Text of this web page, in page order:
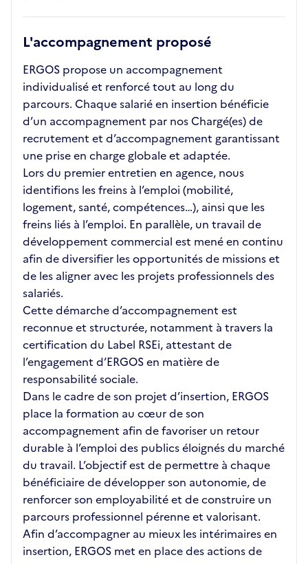
L'accompagnement proposé
ERGOS propose un accompagnement
individualisé et renforcé tout au long du
parcours. Chaque salarié en insertion bénéficie
d’un accompagnement par nos Chargé(es) de
recrutement et d’accompagnement garantissant
une prise en charge globale et adaptée.
Lors du premier entretien en agence, nous
identifions les freins à l’emploi (mobilité,
logement, santé, compétences…), ainsi que les
freins liés à l’emploi. En parallèle, un travail de
développement commercial est mené en continu
afin de diversifier les opportunités de missions et
de les aligner avec les projets professionnels des
salariés.
Cette démarche d’accompagnement est
reconnue et structurée, notamment à travers la
certification du Label RSEi, attestant de
l’engagement d’ERGOS en matière de
responsabilité sociale.
Dans le cadre de son projet d’insertion, ERGOS
place la formation au cœur de son
accompagnement afin de favoriser un retour
durable à l’emploi des publics éloignés du marché
du travail. L’objectif est de permettre à chaque
bénéficiaire de développer son autonomie, de
renforcer son employabilité et de construire un
parcours professionnel pérenne et valorisant.
Afin d’accompagner au mieux les intérimaires en
insertion, ERGOS met en place des actions de